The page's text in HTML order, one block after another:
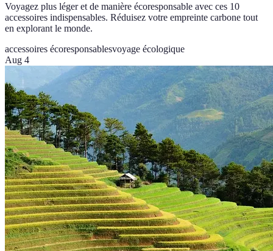
Voyagez plus léger et de manière écoresponsable avec ces 10
accessoires indispensables. Réduisez votre empreinte carbone tout
en explorant le monde.
accessoires écoresponsablesvoyage écologique
Aug 4